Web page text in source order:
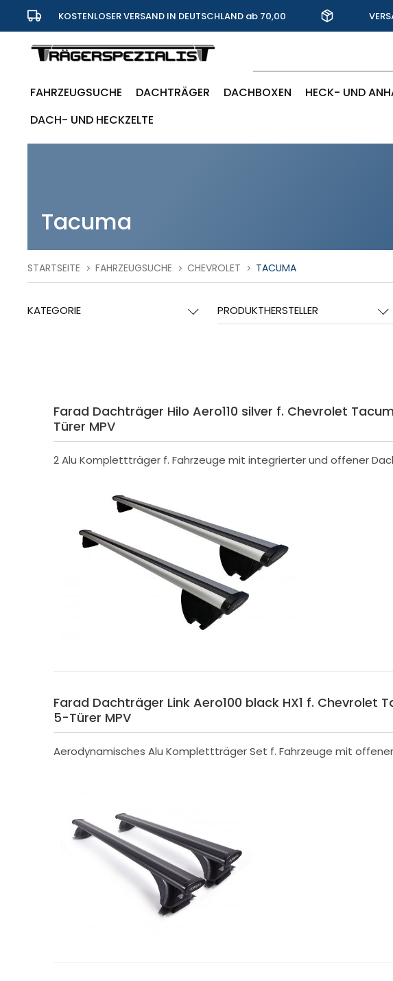
KOSTENLOSER VERSAND IN DEUTSCHLAND ab 70,00
Euro
FAHRZEUGSUCHE DACHTRÄGER DACHBOXEN HECK- UND
DACH- UND HECKZELTE
Tacuma
STARTSEITE FAHRZEUGSUCHE CHEVROLET TACUMA
KATEGORIE PRODUKTHERSTELLER
Farad Dachträger Hilo Aero110 silver f. Chevrolet
Türer MPV
2 Alu Komplettträger f. Fahrzeuge mit integrierter und offener
Farad Dachträger Link Aero100 black HX1 f. Chevrolet
5-Türer MPV
Aerodynamisches Alu Komplettträger Set f. Fahrzeuge mit offener